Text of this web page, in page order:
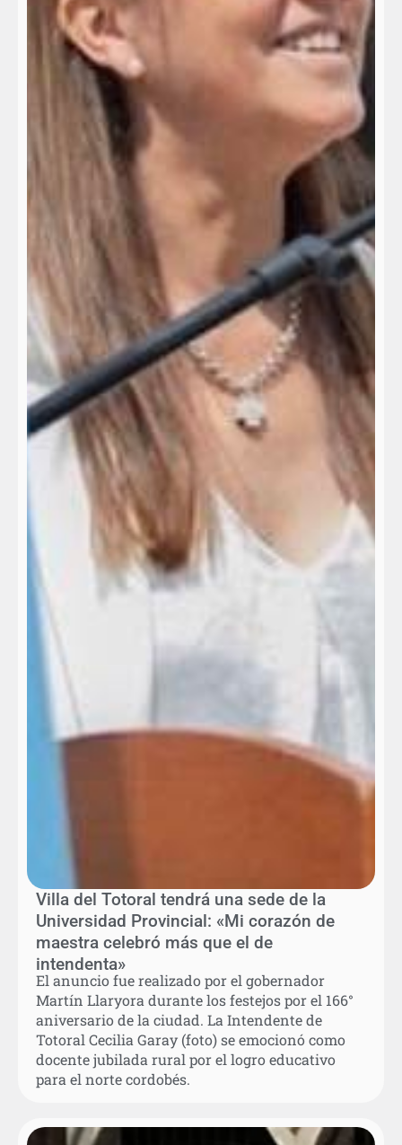
Villa del Totoral tendrá una sede de la
Universidad Provincial: «Mi corazón de
maestra celebró más que el de
intendenta»
El anuncio fue realizado por el gobernador
Martín Llaryora durante los festejos por el 166°
aniversario de la ciudad. La Intendente de
Totoral Cecilia Garay (foto) se emocionó como
docente jubilada rural por el logro educativo
para el norte cordobés.